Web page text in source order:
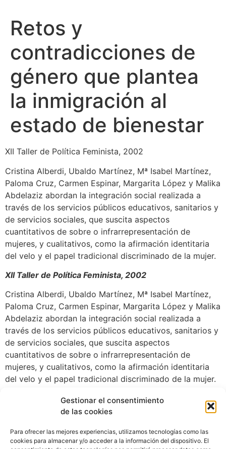
Gestionar el consentimiento
de las cookies
Para ofrecer las mejores experiencias, utilizamos tecnologías como las
cookies para almacenar y/o acceder a la información del dispositivo. El
Retos y
contradicciones de
género que plantea
la inmigración al
estado de bienestar
XII Taller de Política Feminista, 2002
Cristina Alberdi, Ubaldo Martínez, Mª Isabel Martínez,
Paloma Cruz, Carmen Espinar, Margarita López y Malika
Abdelaziz abordan la integración social realizada a
través de los servicios públicos educativos, sanitarios y
de servicios sociales, que suscita aspectos
cuantitativos de sobre o infrarrepresentación de
mujeres, y cualitativos, como la afirmación identitaria
del velo y el papel tradicional discriminado de la mujer.
XII Taller de Política Feminista, 2002
Cristina Alberdi, Ubaldo Martínez, Mª Isabel Martínez,
Paloma Cruz, Carmen Espinar, Margarita López y Malika
Abdelaziz abordan la integración social realizada a
través de los servicios públicos educativos, sanitarios y
de servicios sociales, que suscita aspectos
cuantitativos de sobre o infrarrepresentación de
mujeres, y cualitativos, como la afirmación identitaria
del velo y el papel tradicional discriminado de la mujer.
Descarga